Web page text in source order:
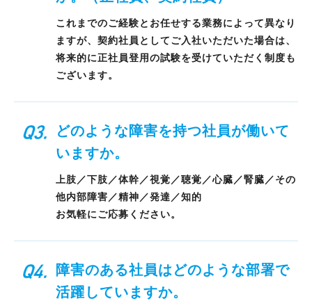
これまでのご経験とお任せする業務によって異なり
ますが、契約社員としてご入社いただいた場合は、
将来的に正社員登用の試験を受けていただく制度も
ございます。
どのような障害を持つ社員が働いて
いますか。
上肢／下肢／体幹／視覚／聴覚／心臓／腎臓／その
他内部障害／精神／発達／知的
お気軽にご応募ください。
障害のある社員はどのような部署で
活躍していますか。